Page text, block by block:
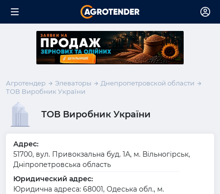
Агротендер Элеваторы
Днепропетровской области
ТОВ Виробник України
ТОВ Виробник України
Адрес:
51700, вул. Привокзальна буд. 1А, м. Вільногірськ,
Дніпропетровська область
Юридический адрес:
Юридична адреса: 68001, Одеська обл., м.